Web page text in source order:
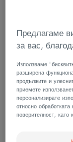
Частите
Предлагаме
за вас,
Използваме
разширена
продължите и
приемете
персонализирате
относно
поверителност, като